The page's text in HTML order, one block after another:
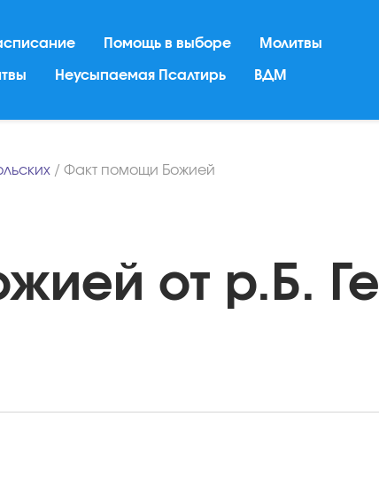
Помощь в выборе Молитвы
Неусыпаемая Псалтирь ВДМ
/ Факт помощи Божией
от р.Б.